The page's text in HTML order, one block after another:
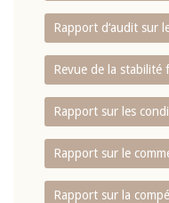
Rapport d‘audit sur
Revue de la stabilité
Rapport sur les
Rapport sur le
Rapport sur la